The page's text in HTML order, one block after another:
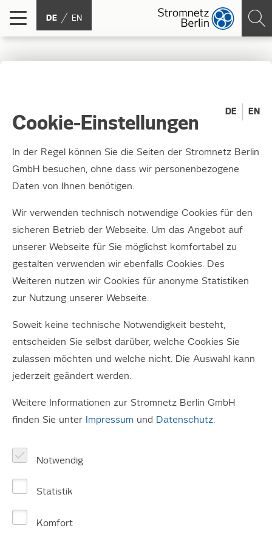
DE EN
23.01.2018
zur 25. Handelsblatt Jahrestagung
Energiewirtschaft 2018
Verteilnetzbetreiber Ost und
50Hertz präsentieren
Lösungen für stabilen
Netzbetrieb.
Hervorzuheben ist die bundesweit beispielhafte
Kooperation der Arbeitsgemeinschaft der
Übertragungsnetzbetreiber 50Hertz. Im Mittelpunkt
zur Aufrechterhaltung der Systemstabilität, des stabilen
Cookie-Einstellungen
DE EN
In der Regel können Sie die Seiten der Stromnetz Berlin
GmbH besuchen, ohne dass wir personenbezogene
Daten von Ihnen benötigen.
Wir verwenden technisch notwendige Cookies für den
sicheren Betrieb der Webseite. Um das Angebot auf
unserer Webseite für Sie möglichst komfortabel zu
gestalten verwenden wir ebenfalls Cookies. Des
Weiteren nutzen wir Cookies für anonyme Statistiken
zur Nutzung unserer Webseite.
Soweit keine technische Notwendigkeit besteht,
entscheiden Sie selbst darüber, welche Cookies Sie
zulassen möchten und welche nicht. Die Auswahl kann
jederzeit geändert werden.
Weitere Informationen zur Stromnetz Berlin GmbH
finden Sie unter Impressum und Datenschutz.
Notwendig
Statistik
Komfort